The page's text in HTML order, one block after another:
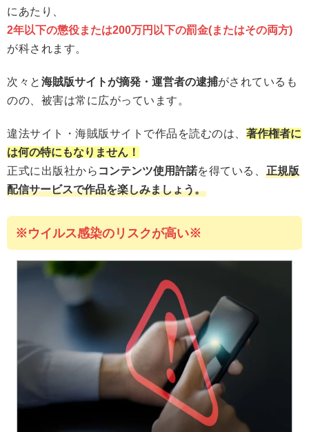
にあたり、
2年以下の懲役または200万円以下の罰金(またはその両方)
が科されます。
次々と 海賊版サイトが摘発・運営者の逮捕がされているも
のの、被害は常に広がっています。
違法サイト・海賊版サイトで作品を読むのは、 著作権者に
は何の特にもなりません！
正式に出版社から コンテンツ使用許諾を得ている、 正規版
配信サービスで作品を楽しみましょう。
※ウイルス感染のリスクが高い※